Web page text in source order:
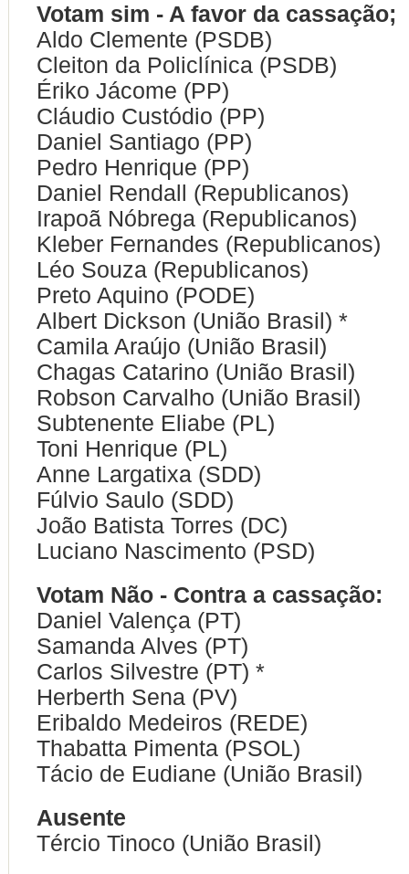
Votam sim - A favor da cassação;
Aldo Clemente (PSDB)
Cleiton da Policlínica (PSDB)
Ériko Jácome (PP)
Cláudio Custódio (PP)
Daniel Santiago (PP)
Pedro Henrique (PP)
Daniel Rendall (Republicanos)
Irapoã Nóbrega (Republicanos)
Kleber Fernandes (Republicanos)
Léo Souza (Republicanos)
Preto Aquino (PODE)
Albert Dickson (União Brasil) *
Camila Araújo (União Brasil)
Chagas Catarino (União Brasil)
Robson Carvalho (União Brasil)
Subtenente Eliabe (PL)
Toni Henrique (PL)
Anne Largatixa (SDD)
Fúlvio Saulo (SDD)
João Batista Torres (DC)
Luciano Nascimento (PSD)
Votam Não - Contra a cassação:
Daniel Valença (PT)
Samanda Alves (PT)
Carlos Silvestre (PT) *
Herberth Sena (PV)
Eribaldo Medeiros (REDE)
Thabatta Pimenta (PSOL)
Tácio de Eudiane (União Brasil)
Ausente
Tércio Tinoco (União Brasil)